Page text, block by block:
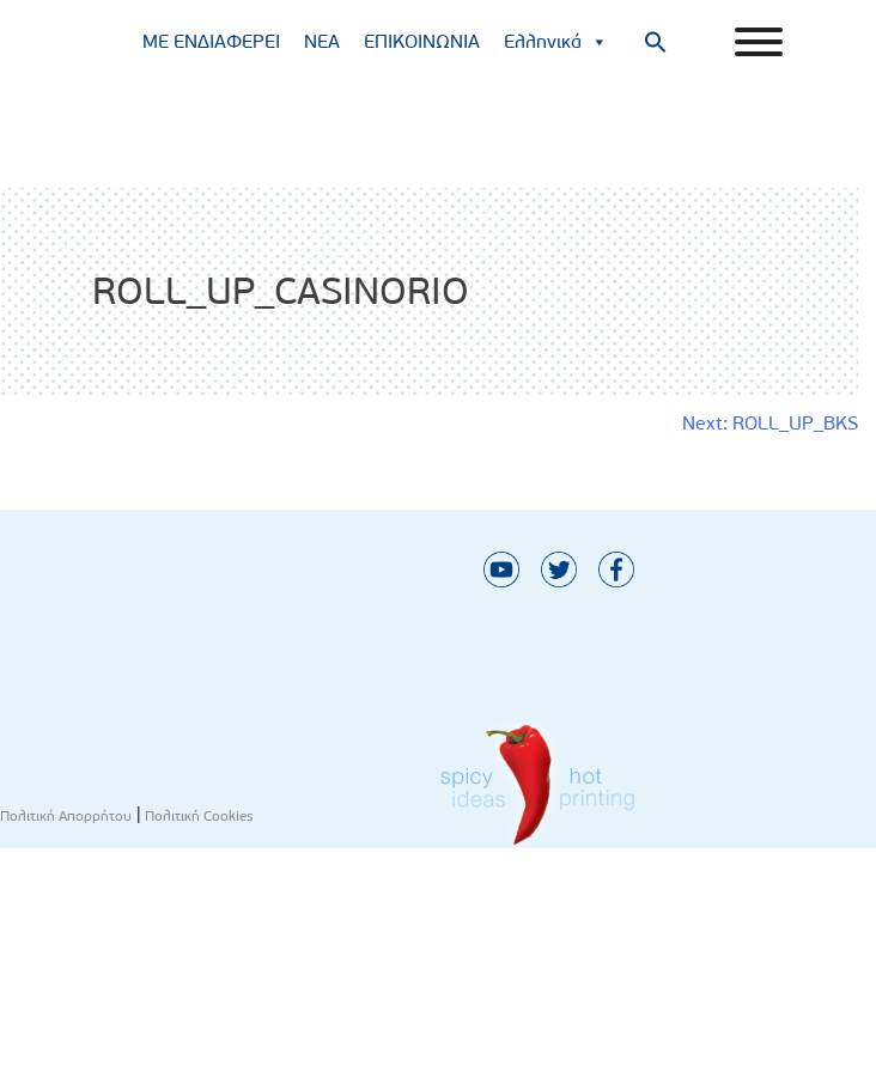
ΜΕ ΕΝΔΙΑΦΕΡΕΙ ΝΕΑ ΕΠΙΚΟΙΝΩΝΙΑ Ελληνικά
Search
ROLL_UP_CASINORIO
Next: ROLL_UP_BKS
Πολιτική Απορρήτου | Πολιτική Cookies